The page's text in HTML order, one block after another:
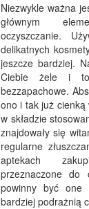
Niezwykle ważna
głównym
oczyszczanie.
delikatnych
jeszcze bardziej.
Ciebie żele i
bezzapachowe.
ono i tak już
w składzie
znajdowały się
regularne
aptekach
przeznaczone
powinny być one
bardziej podrażnią